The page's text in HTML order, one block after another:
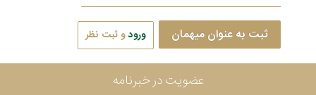
ثبت به عنوان میهمان ورودو ثبت نظر
عضویت در خبرنامه